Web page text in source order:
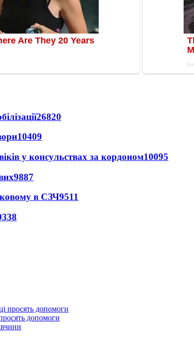
26820
10409
у консульствах за кордоном10095
9887
в СЗЧ9511
допомоги